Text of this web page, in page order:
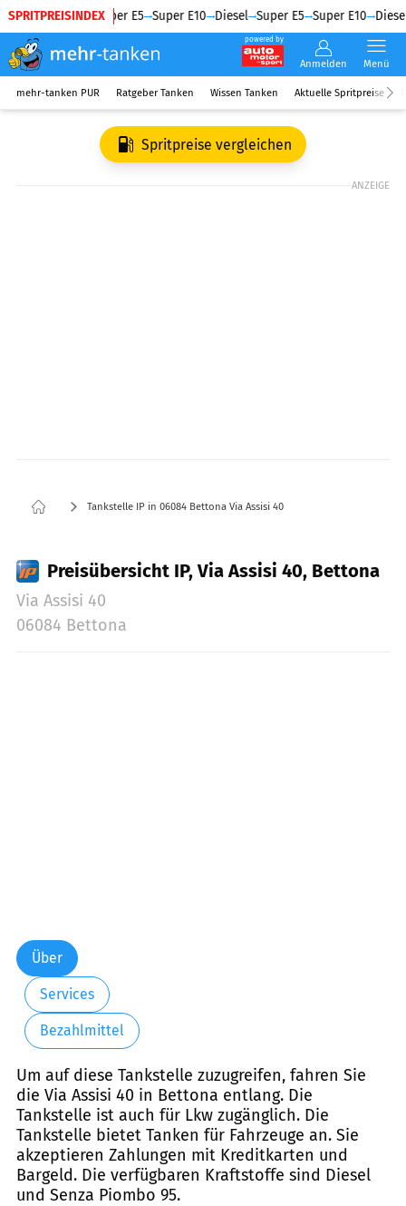
SPRITPREISINDEX
Diesel Super E5 Super E10 Diesel Super E5 Super E10 Diesel
powered by
Anmelden Menü
mehr-tanken PUR Ratgeber Tanken Wissen Tanken Aktuelle Spritpreise
Spritpreise vergleichen
ANZEIGE
Tankstelle IP in 06084 Bettona Via Assisi 40
Preisübersicht IP, Via Assisi 40, Bettona
Via Assisi 40
06084 Bettona
Über
Services
Bezahlmittel
Um auf diese Tankstelle zuzugreifen, fahren Sie
die Via Assisi 40 in Bettona entlang. Die
Tankstelle ist auch für Lkw zugänglich. Die
Tankstelle bietet Tanken für Fahrzeuge an. Sie
akzeptieren Zahlungen mit Kreditkarten und
Bargeld. Die verfügbaren Kraftstoffe sind Diesel
und Senza Piombo 95.